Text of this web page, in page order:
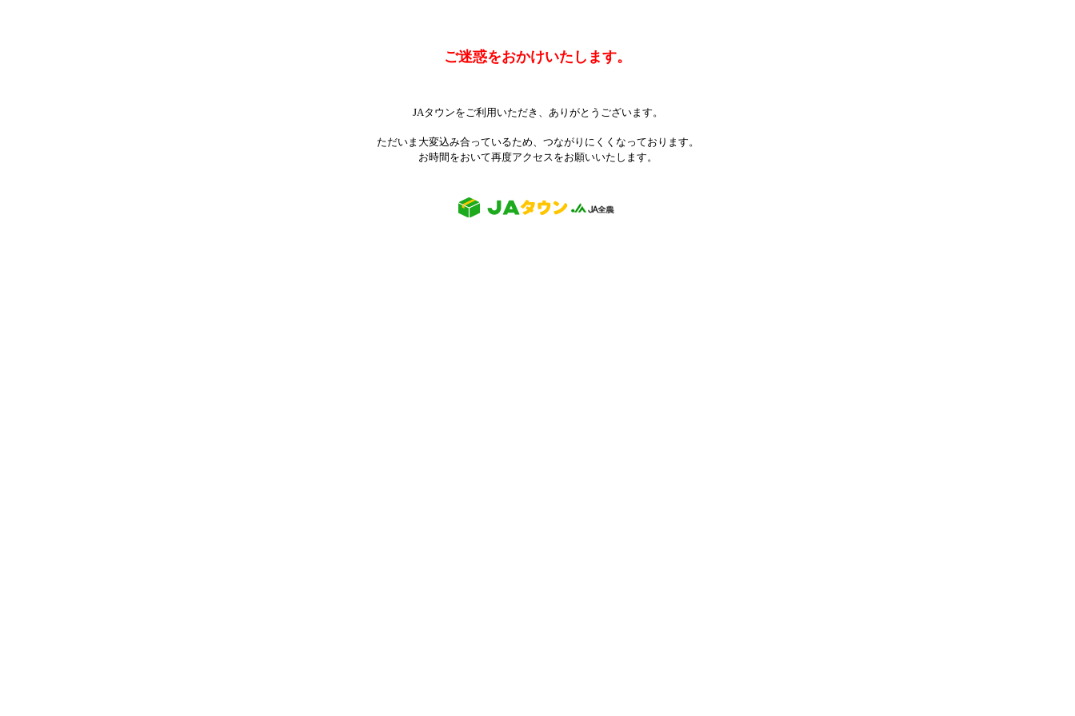
ご迷惑をおかけいたします。
JAタウンをご利用いただき、ありがとうございます。
ただいま大変込み合っているため、つながりにくくなっております。
お時間をおいて再度アクセスをお願いいたします。